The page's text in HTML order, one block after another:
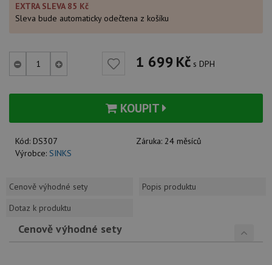
EXTRA SLEVA 85 Kč
Sleva bude automaticky odečtena z košíku
1 699Kč s DPH
KOUPIT
Kód: DS307 Záruka: 24 měsíců
Výrobce: SINKS
Cenově výhodné sety
Popis produktu
Dotaz k produktu
Cenově výhodné sety